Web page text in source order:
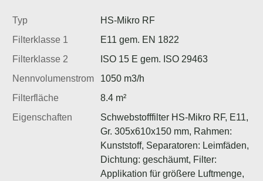
Typ
HS-Mikro RF
Filterklasse 1
E11 gem. EN 1822
Filterklasse 2
ISO 15 E gem. ISO 29463
Nennvolumenstrom
1050 m3/h
Filterfläche
8.4 m²
Eigenschaften
Schwebstofffilter HS-Mikro RF, E11,
Gr. 305x610x150 mm, Rahmen:
Kunststoff, Separatoren: Leimfäden,
Dichtung: geschäumt, Filter:
Applikation für größere Luftmenge,